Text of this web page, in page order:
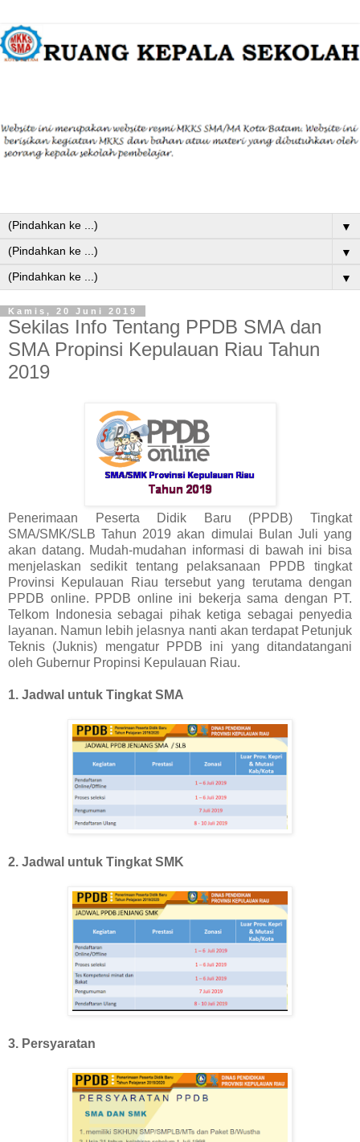
▼
▼
▼
Kamis, 20 Juni 2019
Sekilas Info Tentang PPDB SMA dan
SMA Propinsi Kepulauan Riau Tahun
2019
Penerimaan Peserta Didik Baru (PPDB) Tingkat
SMA/SMK/SLB Tahun 2019 akan dimulai Bulan Juli yang
akan datang. Mudah-mudahan informasi di bawah ini bisa
menjelaskan sedikit tentang pelaksanaan PPDB tingkat
Provinsi Kepulauan Riau tersebut yang terutama dengan
PPDB online. PPDB online ini bekerja sama dengan PT.
Telkom Indonesia sebagai pihak ketiga sebagai penyedia
layanan. Namun lebih jelasnya nanti akan terdapat Petunjuk
Teknis (Juknis) mengatur PPDB ini yang ditandatangani
oleh Gubernur Propinsi Kepulauan Riau.
1. Jadwal untuk Tingkat SMA
2. Jadwal untuk Tingkat SMK
3. Persyaratan